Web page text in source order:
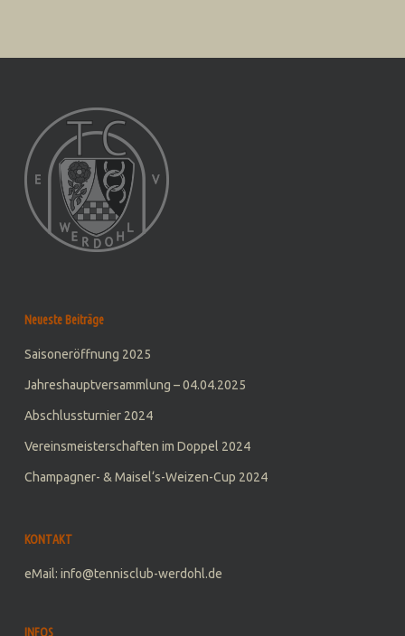
Neueste Beiträge
Saisoneröffnung 2025
Jahreshauptversammlung – 04.04.2025
Abschlussturnier 2024
Vereinsmeisterschaften im Doppel 2024
Champagner- & Maisel‘s-Weizen-Cup 2024
KONTAKT
eMail: info@tennisclub-werdohl.de
INFOS